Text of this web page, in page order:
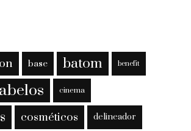
base batom benefit
cinema
cosméticos delineador